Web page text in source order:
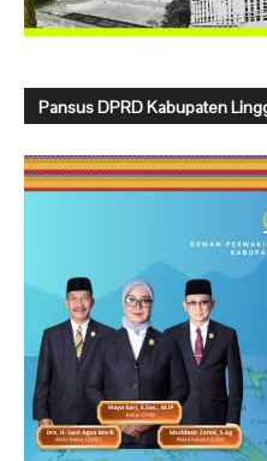
Pansus DPRD Kabupaten